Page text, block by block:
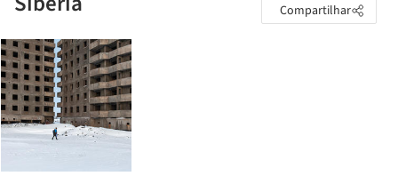
Compartilhar